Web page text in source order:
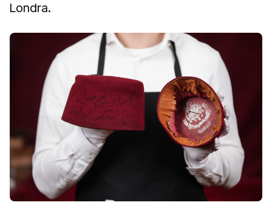
Londra.